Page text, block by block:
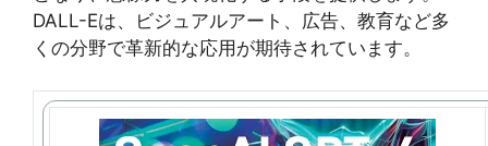
DALL-Eは、ビジュアルアート、広告、教育など多
くの分野で革新的な応用が期待されています。